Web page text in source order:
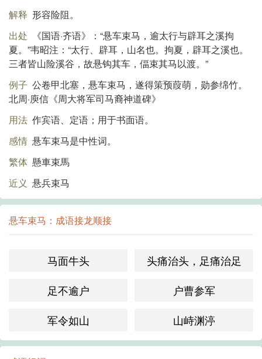
解释 形容险阻。
出处
《国语·齐语》：“悬车束马，逾太行与辟耳之溪拘
夏。”韦昭注：“太行、辟耳，山名也。拘夏，辟耳之溪也。
三者皆山险溪谷，故悬钩其车，偪束其马以渡。”
例子 公卷甲北塞，悬车束马，遂得策预葭萌，勋参绵竹。
北周·庾信《周大将军司马裔神道碑》
用法 作宾语、定语；用于书面语。
感情 悬车束马是中性词。
繁体 懸車束馬
近义 悬兵束马
悬车束马：成语接龙顺接
马面牛头
头痛治头，足痛治足
足不逾户
户曹参军
军令如山
山峙渊渟